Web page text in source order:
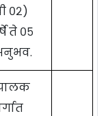
०२)
ते ०५